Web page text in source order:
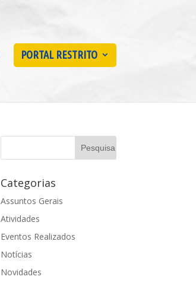
PORTAL RESTRITO
Categorias
Assuntos Gerais
Atividades
Eventos Realizados
Notícias
Novidades